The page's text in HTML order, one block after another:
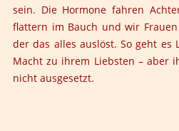
sein. Die Hormone fahren
flattern im Bauch und wir
der das alles auslöst. So geht es
Macht zu ihrem Liebsten – aber
nicht ausgesetzt.